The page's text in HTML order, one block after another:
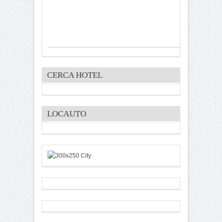
CERCA HOTEL
LOCAUTO